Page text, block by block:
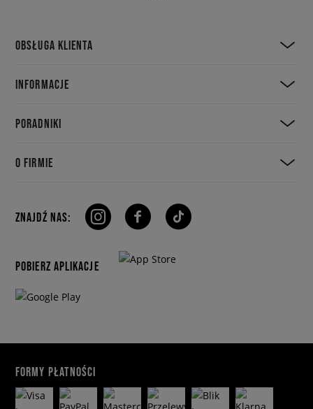
OBSŁUGA KLIENTA
INFORMACJE
PORADNIKI
O FIRMIE
ZNAJDŹ NAS:
POBIERZ APLIKACJE
FORMY PŁATNOŚCI